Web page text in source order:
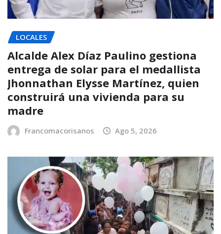
LOCALES
Alcalde Alex Díaz Paulino gestiona
entrega de solar para el medallista
Jhonnathan Elysse Martínez, quien
construirá una vivienda para su
madre
Francomacorisanos Ago 5, 2026